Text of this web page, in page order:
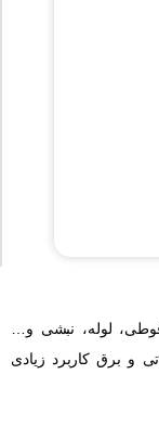
لوله، نبشی و…
و برق کاربرد زیادی